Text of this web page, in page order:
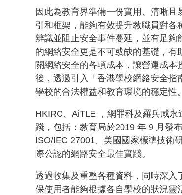
因此為教育界準備一份實用、清晰
引和框架，能夠有效提升教職員對
辨識並阻止安全事件蔓延，並有足夠
的網絡安全更是不可或缺的基礎，
關網絡安全的各項成本，讓營運成
後，透過引入「香港學校網絡安全指
學校的合法權益和教育環境的穩定性。
HKIRC、AiTLE ，網罪科及羅兵咸
踐，包括：教育局於2019 年 9 月發
ISO/IEC 27001、美國國家標準技術
際公認的網路安全最佳實踐。
透過收集及重整各種資料，同時深入
保使用者能夠根據各自學校的狀況靈